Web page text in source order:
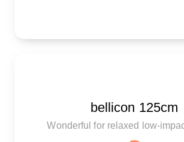
bellicon 125cm
Wonderful for relaxed low-